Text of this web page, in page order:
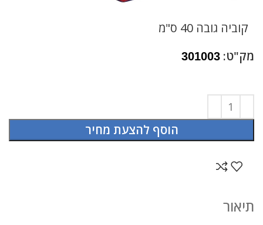
קוביה גובה 40 ס"מ
מק"ט: 301003
הוסף להצעת מחיר
תיאור